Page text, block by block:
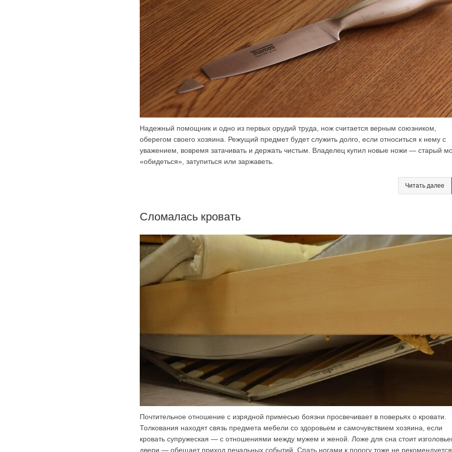
Надежный помощник и одно из первых орудий труда, нож считается верным союзником,
оберегом своего хозяина. Режущий предмет будет служить долго, если относиться к нему с
уважением, вовремя затачивать и держать чистым. Владелец купил новые ножи — старый
«обидеться», затупиться или заржаветь.
Читать далее
Сломалась кровать
Почтительное отношение с изрядной примесью боязни просвечивает в поверьях о кровати.
Толкования находят связь предмета мебели со здоровьем и самочувствием хозяина, если
кровать супружеская — с отношениями между мужем и женой. Ложе для сна стоит
двери — обещает приход печальных событий. Спать ногами к порогу тоже не